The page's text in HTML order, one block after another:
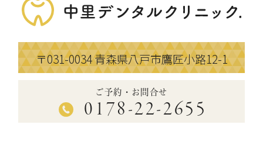
〒031-0034青森県八戸市鷹匠小路12-1
ご予約・お問合せ
0178-22-2655